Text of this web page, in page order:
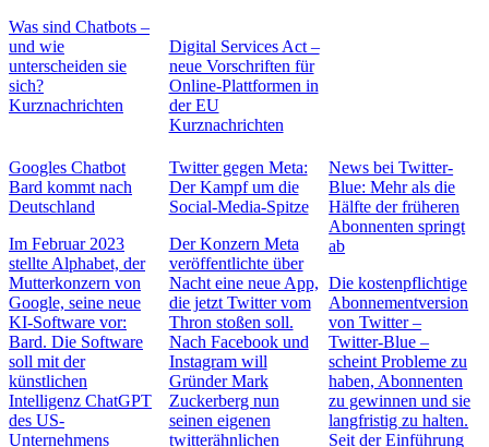
Was sind Chatbots –
und wie
unterscheiden sie
sich?
Kurznachrichten
Digital Services Act –
neue Vorschriften für
Online-Plattformen in
der EU
Kurznachrichten
Googles Chatbot
Bard kommt nach
Deutschland
Im Februar 2023
stellte Alphabet, der
Mutterkonzern von
Google, seine neue
KI-Software vor:
Bard. Die Software
soll mit der
künstlichen
Intelligenz ChatGPT
des US-
Unternehmens
Twitter gegen Meta:
Der Kampf um die
Social-Media-Spitze
Der Konzern Meta
veröffentlichte über
Nacht eine neue App,
die jetzt Twitter vom
Thron stoßen soll.
Nach Facebook und
Instagram will
Gründer Mark
Zuckerberg nun
seinen eigenen
twitterähnlichen
News bei Twitter-
Blue: Mehr als die
Hälfte der früheren
Abonnenten springt
ab
Die kostenpflichtige
Abonnementversion
von Twitter –
Twitter-Blue –
scheint Probleme zu
haben, Abonnenten
zu gewinnen und sie
langfristig zu halten.
Seit der Einführung